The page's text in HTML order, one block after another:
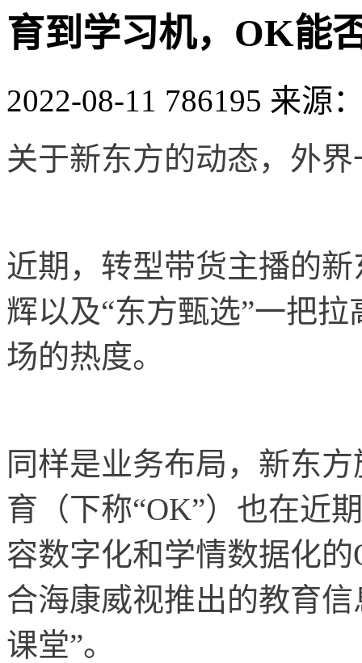
育到学习机，OK能
2022-08-11 786195 来源
关于新东方的动态，外
近期，转型带货主播的
辉以及“东方甄选”一把
场的热度。
同样是业务布局，新东
育（下称“OK”）也在近
容数字化和学情数据化
合海康威视推出的教育
课堂”。